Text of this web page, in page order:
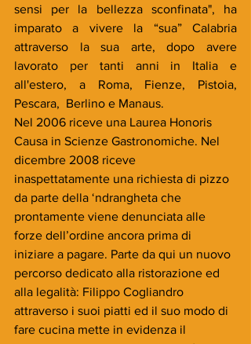
sensi per la bellezza sconfinata", ha
imparato a vivere la “sua” Calabria
attraverso la sua arte, dopo avere
lavorato per tanti anni in Italia e
all'estero, a Roma, Fienze, Pistoia,
Pescara,  Berlino e Manaus.
Nel 2006 riceve una Laurea Honoris
Causa in Scienze Gastronomiche. Nel
dicembre 2008 riceve
inaspettatamente una richiesta di pizzo
da parte della ‘ndrangheta che
prontamente viene denunciata alle
forze dell’ordine ancora prima di
iniziare a pagare. Parte da qui un nuovo
percorso dedicato alla ristorazione ed
alla legalità: Filippo Cogliandro
attraverso i suoi piatti ed il suo modo di
fare cucina mette in evidenza il